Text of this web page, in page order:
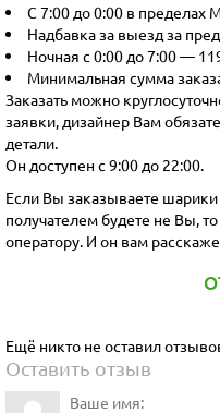
С 7:00 до 0:00 в пределах
Надбавка за выезд за
Ночная с 0:00 до 7:00 —
Минимальная сумма
Заказать можно
заявки, дизайнер Вам
детали.
Он доступен с 9:00 до 22:00.
Если Вы заказываете
получателем будете не Вы,
оператору. И он вам
Ещё никто не оставил
Оставить отзыв
Ваше имя: